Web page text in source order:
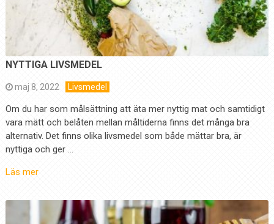
NYTTIGA LIVSMEDEL
maj 8, 2022 Livsmedel
Om du har som målsättning att äta mer nyttig mat och samtidigt
vara mätt och belåten mellan måltiderna finns det många bra
alternativ. Det finns olika livsmedel som både mättar bra, är
nyttiga och ger …
Läs mer